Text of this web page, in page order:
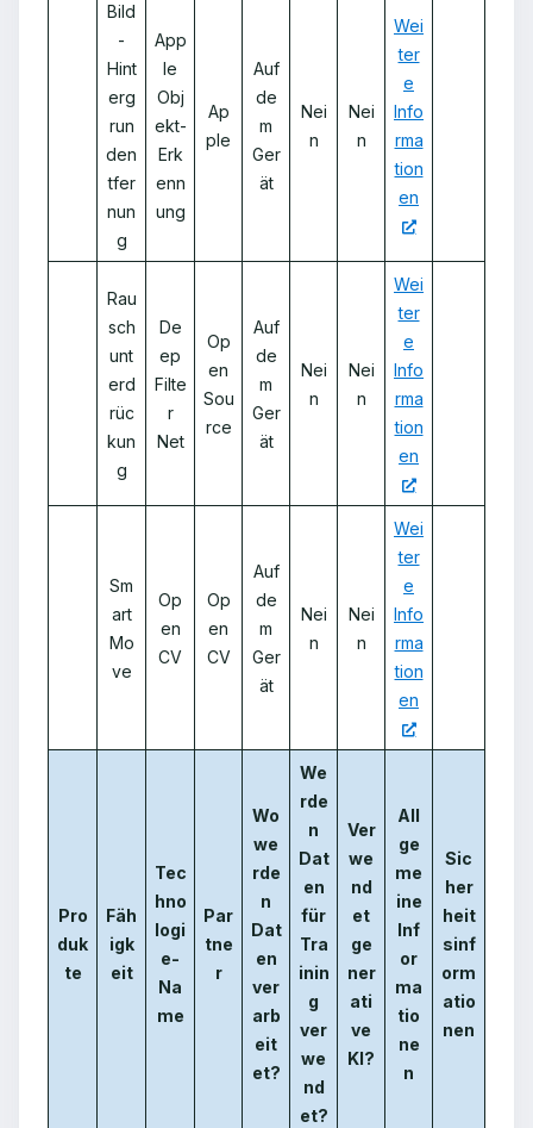
Bild
-
Hint
erg
run
den
tfer
nun
g
App
le
Obj
ekt-
Erk
enn
ung
Ap
ple
Auf
de
m
Ger
ät
Nei
n
Nei
n
Wei
ter
e
Info
rma
tion
en
Rau
sch
unt
erd
rüc
kun
g
De
ep
Filte
r
Net
Op
en
Sou
rce
Auf
de
m
Ger
ät
Nei
n
Nei
n
Wei
ter
e
Info
rma
tion
en
Sm
art
Mo
ve
Op
en
CV
Op
en
CV
Auf
de
m
Ger
ät
Nei
n
Nei
n
Wei
ter
e
Info
rma
tion
en
Pro
duk
te
Fäh
igk
eit
Tec
hno
logi
e-
Na
me
Par
tne
r
Wo
we
rde
n
Dat
en
ver
arb
eit
et?
We
rde
n
Dat
en
für
Tra
inin
g
ver
we
nd
et?
Ver
we
nd
et
ge
ner
ati
ve
KI?
All
ge
me
ine
Inf
or
ma
tio
ne
n
Sic
her
heit
sinf
orm
atio
nen